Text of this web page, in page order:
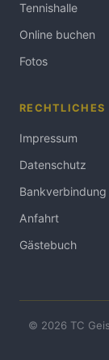
Tennishalle
Online buchen
Fotos
RECHTLICHES
Impressum
Datenschutz
Bankverbindung
Anfahrt
Gästebuch
© 2026 TC